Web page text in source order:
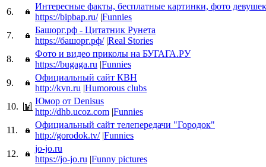
6.
Интересные факты, бесплатные картинки, фото девушек
https://bipbap.ru/ |Funnies
7.
Башорг.рф - Цитатник Рунета
https://башорг.рф/ |Real Stories
8.
Фото и видео приколы на БУГАГА.РУ
https://bugaga.ru |Funnies
9.
Официальный сайт КВН
http://kvn.ru |Humorous clubs
10.
Юмор от Denisus
http://dhb.ucoz.com |Funnies
11.
Официальный сайт телепередачи "Городок"
http://gorodok.tv/ |Funnies
12.
jo-jo.ru
https://jo-jo.ru |Funny pictures